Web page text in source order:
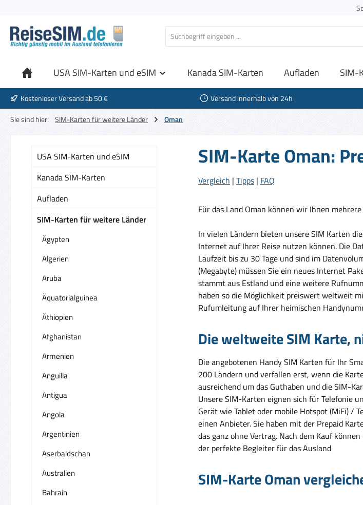
USA SIM-Karten und eSIM Kanada SIM-Karten Aufladen SIM-
Kostenloser Versand ab 50 € Versand innerhalb von 24h
Sie sind hier:
SIM-Karten für weitere Länder Oman
USA SIM-Karten und eSIM
Kanada SIM-Karten
Aufladen
SIM-Karten für weitere Länder
Ägypten
Algerien
Aruba
Äquatorialguinea
Äthiopien
Afghanistan
Armenien
Anguilla
Antigua
Angola
Argentinien
Aserbaidschan
Australien
Bahrain
SIM-Karte Oman:
Vergleich | Tipps | FAQ
Für das Land Oman können wir Ihnen
In vielen Ländern bieten unsere SIM Karten
Internet auf Ihrer Reise nutzen können. Die
Laufzeit bis zu 30 Tage und sind im
(Megabyte) müssen Sie ein neues Internet
stammt aus Estland und eine weitere
haben so die Möglichkeit preiswert weltweit
Rufumleitung auf Ihrer heimischen
Die weltweite SIM Karte,
Die angebotenen Handy SIM Karten für Ihr
200 Ländern und verfallen erst, wenn die
ausreichend um das Guthaben und die SIM-
Unsere SIM-Karten eignen sich für Telefonie
Gerät wie Tablet oder mobile Hotspot (MiFi) /
einen Anbieter. Sie haben mit der Prepaid
das ganz ohne Vertrag. Nach dem Kauf
der perfekte Begleiter für das Ausland
SIM-Karte Oman